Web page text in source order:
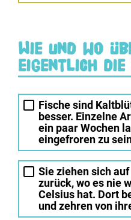
Wie und wo
eigentlich die
Fische sind
besser. Einzelne
ein paar Wochen
eingefroren zu
Sie ziehen sich
zurück, wo es nie
Celsius hat. Dort
und zehren von